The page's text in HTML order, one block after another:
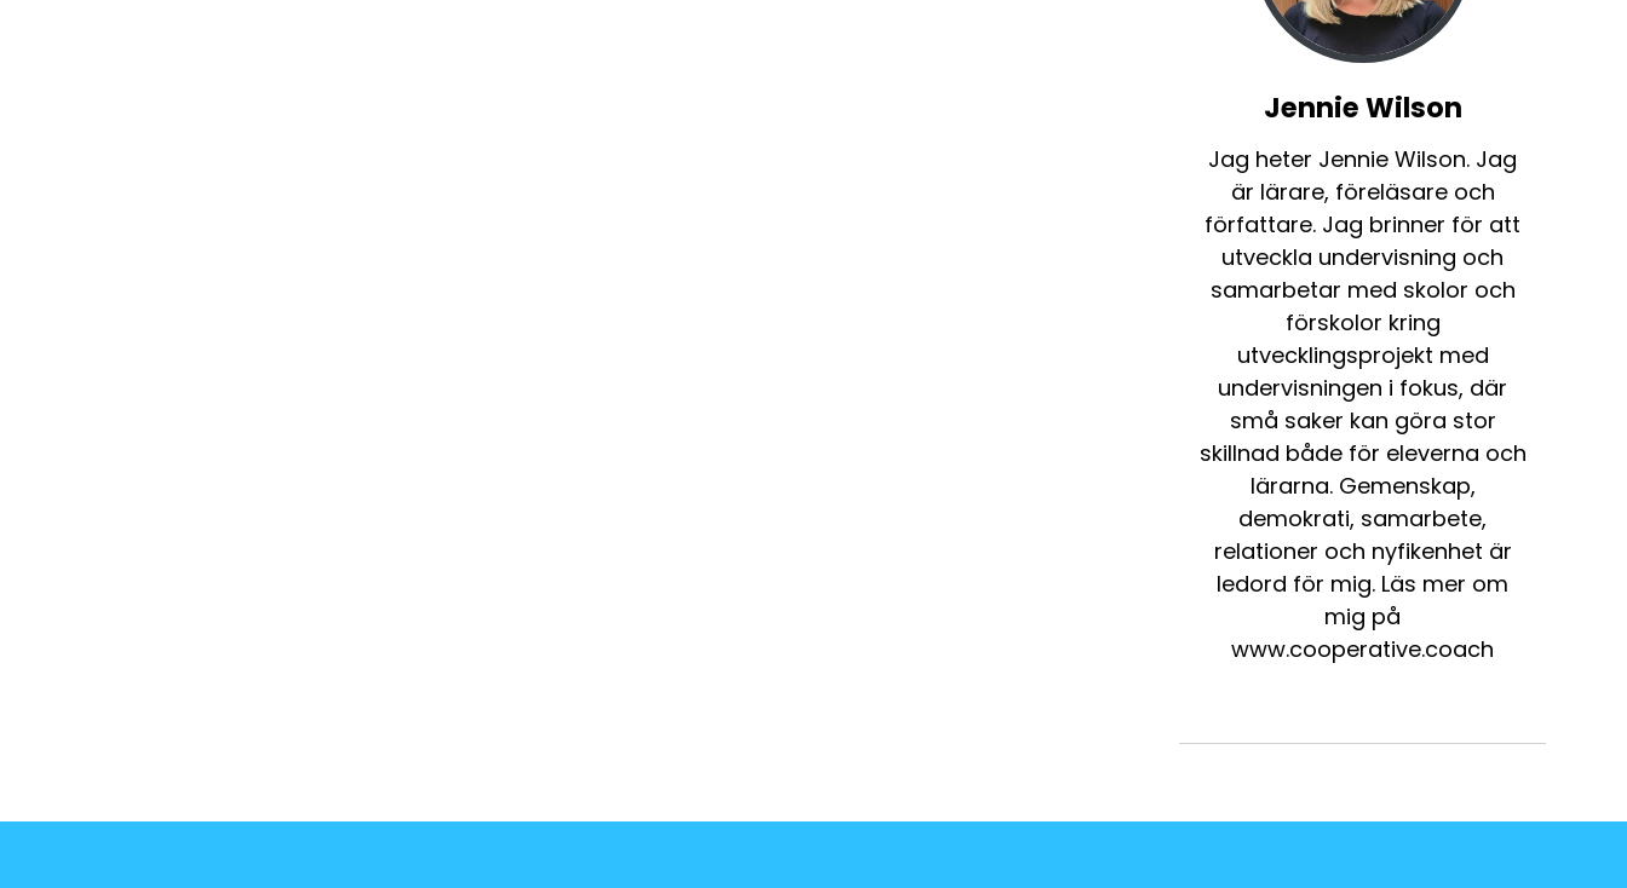
Jennie Wilson
Jag heter Jennie Wilson. Jag
är lärare, föreläsare och
författare. Jag brinner för att
utveckla undervisning och
samarbetar med skolor och
förskolor kring
utvecklingsprojekt med
undervisningen i fokus, där
små saker kan göra stor
skillnad både för eleverna och
lärarna. Gemenskap,
demokrati, samarbete,
relationer och nyfikenhet är
ledord för mig. Läs mer om
mig på
www.cooperative.coach